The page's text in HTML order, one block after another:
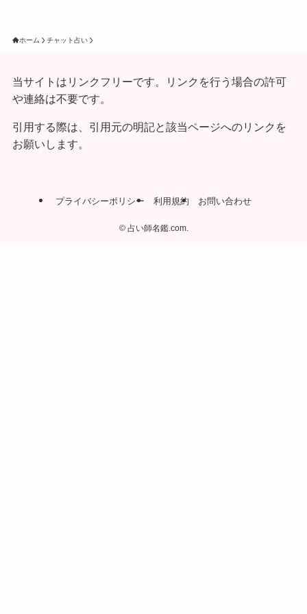
ホーム チャット占い
当サイトはリンクフリーです。リンクを行う場合の許可
や連絡は不要です。
引用する際は、引用元の明記と該当ページへのリンクを
お願いします。
プライバシーポリシー 利用規約 お問い合わせ
©占い師名鑑.com.